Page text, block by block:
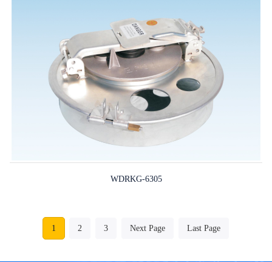
WDRKG-6305
1 2 3 Next Page Last Page